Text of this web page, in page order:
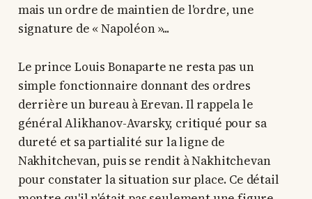
mais un ordre de maintien de l'ordre, une
signature de « Napoléon »...
Le prince Louis Bonaparte ne resta pas un
simple fonctionnaire donnant des ordres
derrière un bureau à Erevan. Il rappela le
général Alikhanov-Avarsky, critiqué pour sa
dureté et sa partialité sur la ligne de
Nakhitchevan, puis se rendit à Nakhitchevan
pour constater la situation sur place. Ce détail